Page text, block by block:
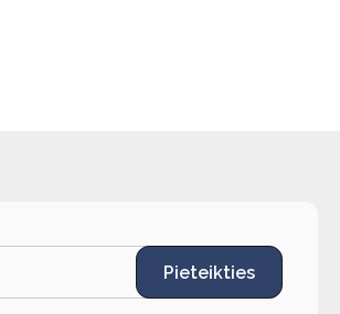
Pieteikties